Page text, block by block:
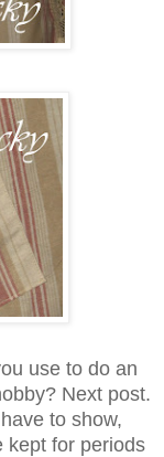
use to do an
? Next post.
to show,
kept for periods